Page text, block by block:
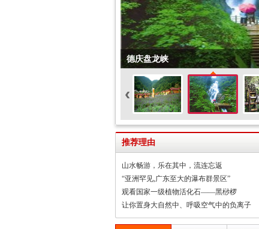
德庆盘龙峡
‹
推荐理由
山水畅游，乐在其中，流连忘返
“亚洲罕见,广东至大的瀑布群景区”
观看国家一级植物活化石——黑桫椤
让你置身大自然中、呼吸空气中的负离子